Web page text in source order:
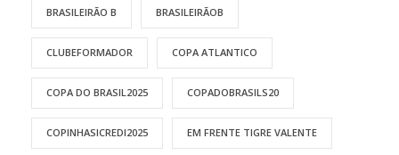
BRASILEIRÃO B BRASILEIRÃOB
CLUBEFORMADOR COPA ATLANTICO
COPA DO BRASIL2025 COPADOBRASILS20
COPINHASICREDI2025 EM FRENTE TIGRE VALENTE